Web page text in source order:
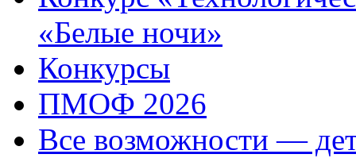
«Белые ночи»
Конкурсы
ПМОФ 2026
Все возможности —